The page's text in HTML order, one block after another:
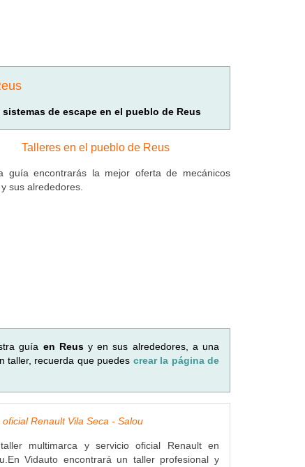
de escape en el pueblo de Reus
Talleres en el pueblo de Reus
guía encontrarás la mejor oferta de mecánicos
sus alrededores.
guía en Reusy en sus alrededores, a una
taller, recuerda que puedes crear la página de
Renault Vila Seca - Salou
multimarca y servicio oficial Renault en
Vidauto encontrará un taller profesional y